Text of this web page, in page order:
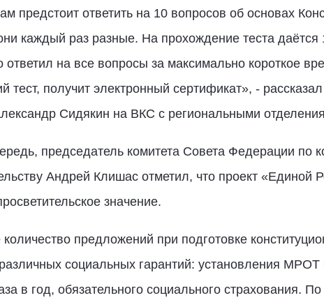
предстоит ответить на 10 вопросов об основах
каждый раз разные. На прохождение теста даётся
ответил на все вопросы за максимально короткое
тест, получит электронный сертификат», -
Сидякин на ВКС с региональными
председатель комитета Совета Федерации по
Андрей Клишас отметил, что проект «Единой
значение.
предложений при подготовке
социальных гарантий: установления
в год, обязательного социального страхования.